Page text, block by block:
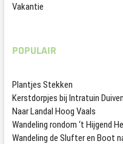
Vakantie
POPULAIR
Plantjes Stekken
Kerstdorpjes bij Intratuin Duiven
Naar Landal Hoog Vaals
Wandeling rondom ‘t Hijgend
Wandeling de Slufter en Boot